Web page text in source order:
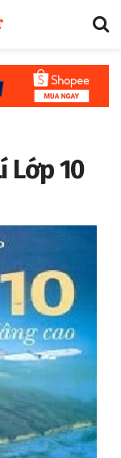
Lớp 10